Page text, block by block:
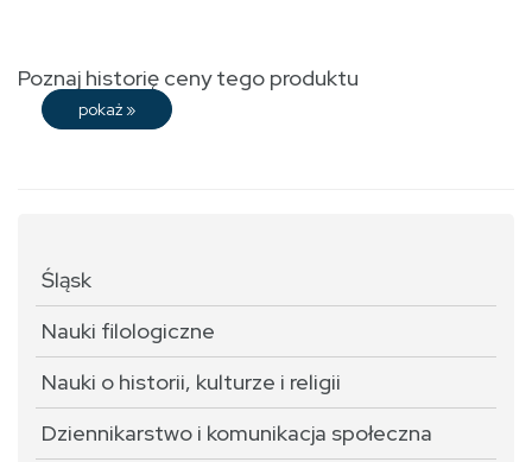
Poznaj historię ceny tego produktu
pokaż »
Śląsk
Nauki filologiczne
Nauki o historii, kulturze i religii
Dziennikarstwo i komunikacja społeczna